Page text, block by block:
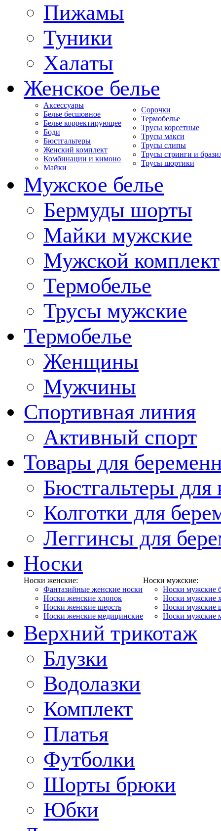
Пижамы
Туники
Халаты
Женское белье
Аксессуары
Белье бесшовное
Белье корректирующее
Боди
Бюстгальтеры
Женский комплект
Комбинации и кимоно
Майки
Сорочки
Термобелье
Трусы корсетные
Трусы макси
Трусы слипы
Трусы стринги и
Трусы шортики
Мужское белье
Бермуды шорты
Майки мужские
Мужской комплект
Термобелье
Трусы мужские
Термобелье
Женщины
Мужчины
Спортивная линия
Активный спорт
Товары для
Бюстгальтеры
Колготки для
Леггинсы для
Носки
Носки женские:
Фантазийные женские носки
Носки женские хлопок
Носки женские шерсть
Носки женские медицинские
Носки мужские:
Носки мужские
Носки мужские
Носки мужские
Носки мужские
Верхний трикотаж
Блузки
Водолазки
Комплект
Платья
Футболки
Шорты брюки
Юбки